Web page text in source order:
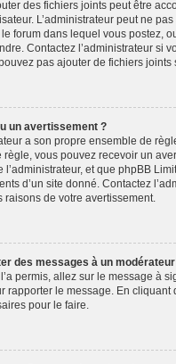
des fichiers joints peut être
L’administrateur peut ne
forum dans lequel vous postez,
Contactez l’administrateur si
pas ajouter de fichiers joints
un avertissement ?
a son propre ensemble de
vous pouvez recevoir un
l’administrateur, et que phpBB
d’un site donné. Contactez
raisons de votre avertissement.
des messages à un
permis, allez sur le message à
rapporter le message. En cliquant
pour le faire.